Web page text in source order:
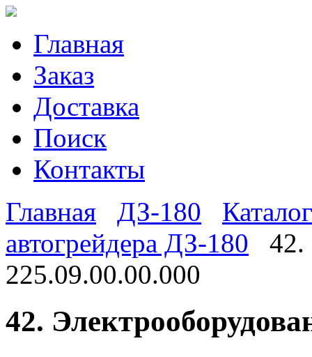
Главная
Заказ
Доставка
Поиск
Контакты
Главная
ДЗ-180
автогрейдера ДЗ-180
42.
225.09.00.00.000
42.